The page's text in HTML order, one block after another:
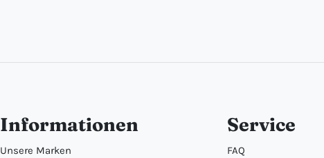
Informationen
Unsere Marken
Service
FAQ